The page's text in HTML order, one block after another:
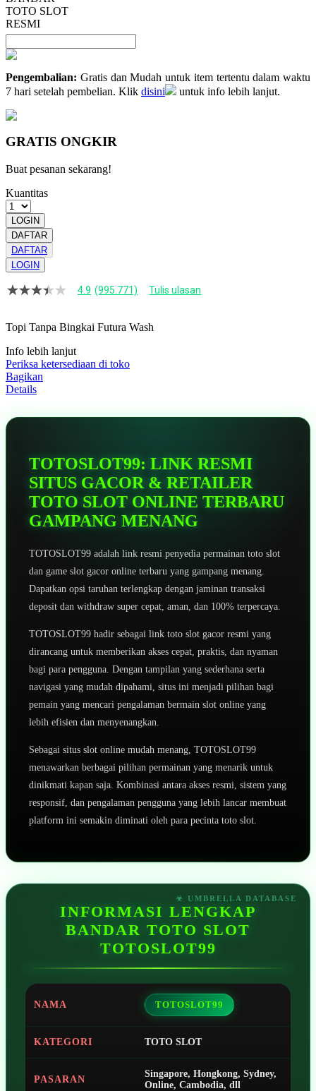
TOTO SLOT
RESMI
Pengembalian: Gratis dan Mudah untuk item tertentu dalam waktu
7 hari setelah pembelian. Klik disini untuk info lebih lanjut.
GRATIS ONGKIR
Buat pesanan sekarang!
Kuantitas
LOGIN
DAFTAR
DAFTAR
LOGIN
4.9
bintang,
rating
rata-
rata.
Read
13
Tautan
4.9 (995.771) Tulis ulasan
Topi Tanpa Bingkai Futura Wash
Info lebih lanjut
Periksa ketersediaan di toko
Bagikan
Details
TOTOSLOT99: LINK RESMI
SITUS GACOR & RETAILER
TOTO SLOT ONLINE TERBARU
GAMPANG MENANG
TOTOSLOT99 adalah link resmi penyedia permainan toto slot
dan game slot gacor online terbaru yang gampang menang.
Dapatkan opsi taruhan terlengkap dengan jaminan transaksi
deposit dan withdraw super cepat, aman, dan 100% terpercaya.
TOTOSLOT99 hadir sebagai link toto slot gacor resmi yang
dirancang untuk memberikan akses cepat, praktis, dan nyaman
bagi para pengguna. Dengan tampilan yang sederhana serta
navigasi yang mudah dipahami, situs ini menjadi pilihan bagi
pemain yang mencari pengalaman bermain slot online yang
lebih efisien dan menyenangkan.
Sebagai situs slot online mudah menang, TOTOSLOT99
menawarkan berbagai pilihan permainan yang menarik untuk
dinikmati kapan saja. Kombinasi antara akses resmi, sistem yang
responsif, dan pengalaman pengguna yang lebih lancar membuat
platform ini semakin diminati oleh para pecinta toto slot.
INFORMASI LENGKAP
BANDAR TOTO SLOT
TOTOSLOT99
NAMA TOTOSLOT99
KATEGORI TOTO SLOT
PASARAN
Singapore, Hongkong, Sydney,
Online, Cambodia, dll